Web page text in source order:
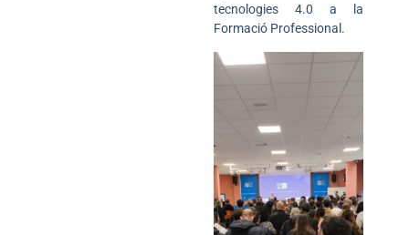
tecnologies 4.0 a la
Formació Professional.